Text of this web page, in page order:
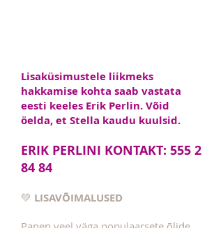
Lisaküsimustele liikmeks
hakkamise kohta saab vastata
eesti keeles Erik Perlin. Võid
öelda, et Stella kaudu kuulsid.
ERIK PERLINI KONTAKT: 555 2
84 84
💚 LISAVÕIMALUSED